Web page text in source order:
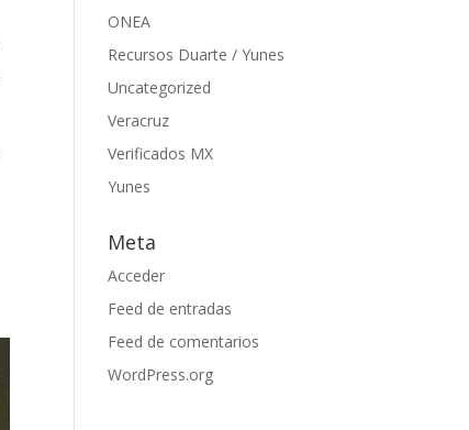
ONEA
Recursos Duarte / Yunes
Uncategorized
Veracruz
Verificados MX
Yunes
Meta
Acceder
Feed de entradas
Feed de comentarios
WordPress.org